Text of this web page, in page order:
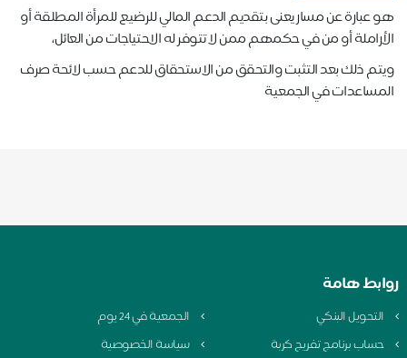
هو عبارة عن مسار يعنى بتقديم الدعم المالي للرضيع للمرأة المطلقة أو
الأراملة أو من في حكمهم ممن لا تتوفر له الاحتياجات من العائل،
ويتم ذلك بعد التثبت والتحقق من الاستحقاق للدعم حسب لائحة صرف
المساعدات في الجمعية
روابط هامة
التحويل البنكي
الجمعية في 24 يوم
حساب برنامج تفريج كربة
سياسة الخصوصية